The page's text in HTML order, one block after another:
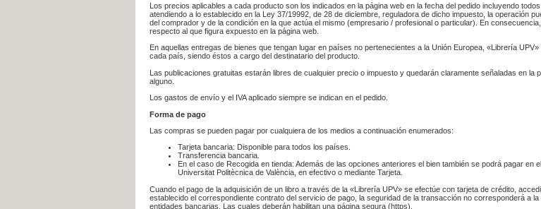
Los precios aplicables a cada producto son los indicados en la página web en la fecha del pedido incluyendo
atendiendo a lo establecido en la Ley 37/19992, de 28 de diciembre, reguladora de dicho impuesto, la operación
del comprador y de la condición en la que actúa el mismo (empresario / profesional o particular). En
respecto al que figura expuesto en la página web.
En aquellas entregas de bienes que tengan lugar en países no pertenecientes a la Unión Europea, «Librería
cada país, siendo éstos a cargo del destinatario del producto.
Las publicaciones gratuitas estarán libres de cualquier precio o impuesto y quedarán claramente señaladas en
alguno.
Los gastos de envío y el IVA aplicado siempre se indican en el pedido.
Forma de pago
Las compras se pueden pagar por cualquiera de los medios a continuación enumerados:
Tarjeta bancaria: Disponible para todos los países.
Transferencia bancaria.
En el caso de Recogida en tienda: Además de las opciones anteriores el bien también se podrá pagar
Universitat Politècnica de València, en efectivo o mediante Tarjeta.
Cuando el pago de la adquisición de un libro a través de la «Librería UPV» se efectúe con tarjeta de crédito,
establecido el correspondiente contrato del servicio de pago, la seguridad de la transacción no corresponderá a
entidades bancarias. Las cuales deberán habilitan una página segura (https).